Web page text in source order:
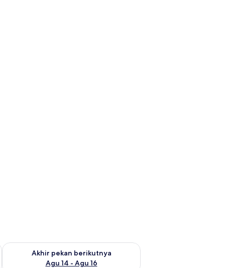
Agu 7 - Agu 9
Akhir pekan berikutnya
Agu 14 - Agu 16
Periksa ketersediaan untuk akhir pekan berikutnya Agu 14 -